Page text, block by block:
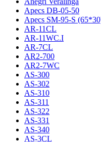
Apecs DB-05-50
Apecs SM-95-S
AR-11CL
AR-11WC.I
AR-7CL
AR2-700
AR2-7WC
AS-300
AS-302
AS-310
AS-311
AS-322
AS-331
AS-340
AS-3CL